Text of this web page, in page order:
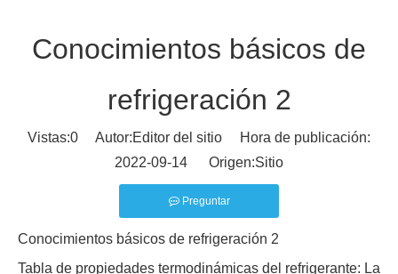
Conocimientos básicos de
refrigeración 2
Vistas:0 Autor:Editor del sitio Hora de publicación:
2022-09-14 Origen:Sitio
Preguntar
Conocimientos básicos de refrigeración 2
Tabla de propiedades termodinámicas del refrigerante: La